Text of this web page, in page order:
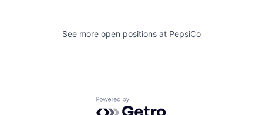
See more open positions at PepsiCo
Powered by Getro.com